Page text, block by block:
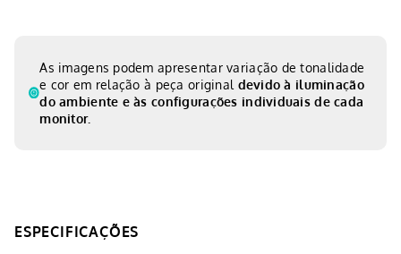
As imagens podem apresentar variação de tonalidade
e cor em relação à peça original devido à iluminação
do ambiente e às configurações individuais de cada
monitor.